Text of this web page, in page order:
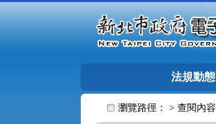
法規動態
瀏覽路徑： > 查閱內容